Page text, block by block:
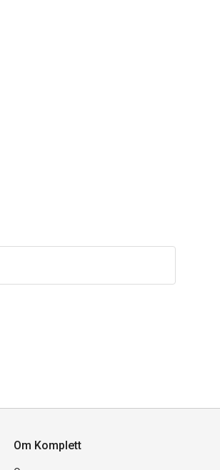
Om Komplett